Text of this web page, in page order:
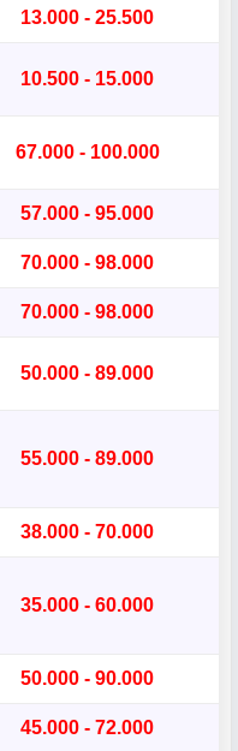
13.000 - 25.500
10.500 - 15.000
67.000 - 100.000
57.000 - 95.000
70.000 - 98.000
70.000 - 98.000
50.000 - 89.000
55.000 - 89.000
38.000 - 70.000
35.000 - 60.000
50.000 - 90.000
45.000 - 72.000